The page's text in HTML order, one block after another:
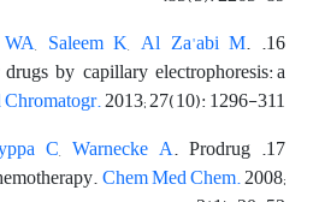
16.
, Saleem K,Al Za'abi M.
by capillary electrophoresis: a
2013; 27(10): 1296-311.
17.
C, Warnecke A. Prodrug
Chem Med Chem.2008;